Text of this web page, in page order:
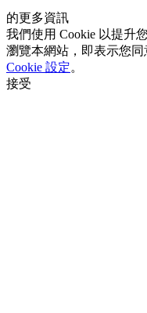
的更多資訊
我們使用 Cookie 以提升
瀏覽本網站，即表示您同
Cookie 設定。
接受